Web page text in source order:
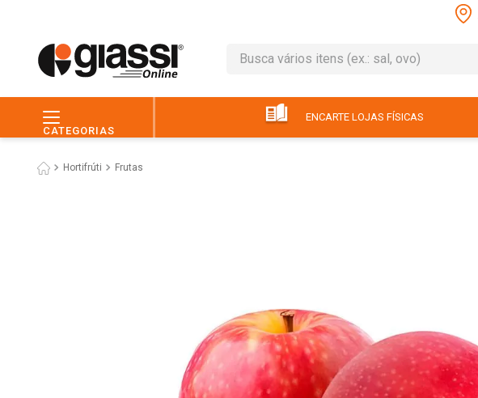
Busca vários itens (ex.: sal, ovo)
CATEGORIAS
ENCARTE LOJAS FÍSICAS
Hortifrúti Frutas
leite
8º iogurte
9º ovo
10º arroz